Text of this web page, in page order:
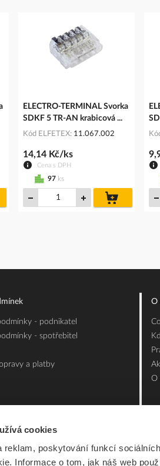
cookies
reklam, poskytování funkcí
Informace o tom, jak náš web
ELECTRO-TERMINAL Svorka
SDKF 5 TR-AN krabicová ...
Kód ELFETEX 11.067.002
Cena s DPH
14,14 Kč/ks
97 ks
košíku
- podnikatel
- spotřebitel
a platby
O
O